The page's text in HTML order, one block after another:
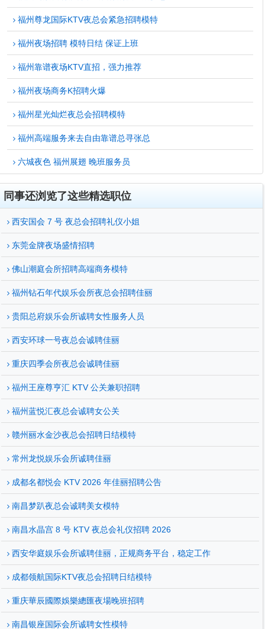
福州尊龙国际KTV夜总会紧急招聘模特
福州夜场招聘 模特日结 保证上班
福州靠谱夜场KTV直招，强力推荐
福州夜场商务K招聘火爆
福州星光灿烂夜总会招聘模特
福州高端服务来去自由靠谱总寻张总
六城夜色 福州展翅 晚班服务员
同事还浏览了这些精选职位
西安国会 7 号 夜总会招聘礼仪小姐
东莞金牌夜场盛情招聘
佛山潮庭会所招聘高端商务模特
福州钻石年代娱乐会所夜总会招聘佳丽
贵阳总府娱乐会所诚聘女性服务人员
西安环球一号夜总会诚聘佳丽
重庆四季会所夜总会诚聘佳丽
福州王座尊亨汇 KTV 公关兼职招聘
福州蓝悦汇夜总会诚聘女公关
赣州丽水金沙夜总会招聘日结模特
常州龙悦娱乐会所诚聘佳丽
成都名都悦会 KTV 2026 年佳丽招聘公告
南昌梦趴夜总会诚聘美女模特
南昌水晶宫 8 号 KTV 夜总会礼仪招聘 2026
西安华庭娱乐会所诚聘佳丽，正规商务平台，稳定工作
成都领航国际KTV夜总会招聘日结模特
重庆華辰國際娛樂總匯夜場晚班招聘
南昌银座国际会所诚聘女性模特